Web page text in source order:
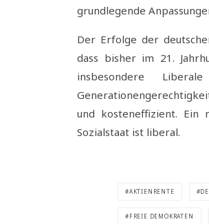
grundlegende
Der Erfolge der
dass bisher im 21.
insbesondere
und kosteneffizient. Ein
Sozialstaat ist liberal.
AKTIENRENTE
FREIE DEMOKRATEN